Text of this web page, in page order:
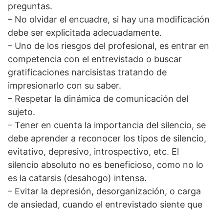
preguntas.
– No olvidar el encuadre, si hay una modificación
debe ser explicitada adecuadamente.
– Uno de los riesgos del profesional, es entrar en
competencia con el entrevistado o buscar
gratificaciones narcisistas tratando de
impresionarlo con su saber.
– Respetar la dinámica de comunicación del
sujeto.
– Tener en cuenta la importancia del silencio, se
debe aprender a reconocer los tipos de silencio,
evitativo, depresivo, introspectivo, etc. El
silencio absoluto no es beneficioso, como no lo
es la catarsis (desahogo) intensa.
– Evitar la depresión, desorganización, o carga
de ansiedad, cuando el entrevistado siente que